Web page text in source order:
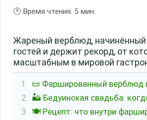
🕑 Время чтения: 5 мин.
Жареный верблюд, начинённый
гостей и держит рекорд, от
масштабным в мировой
📜 Фаршированный верблюд
🏜️ Бедуинская свадьба:
🍽️ Рецепт: что внутри